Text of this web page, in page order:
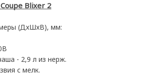
Blixer 2
(ДхШхВ), мм:
- 2,9 л из нерж.
с мелк.